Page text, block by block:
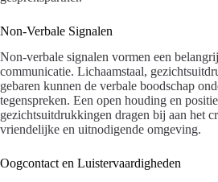
Non-Verbale Signalen
Non-verbale signalen vormen een
communicatie. Lichaamstaal,
gebaren kunnen de verbale boodschap
tegenspreken. Een open houding en
gezichtsuitdrukkingen dragen bij aan het
vriendelijke en uitnodigende omgeving.
Oogcontact en Luistervaardigheden